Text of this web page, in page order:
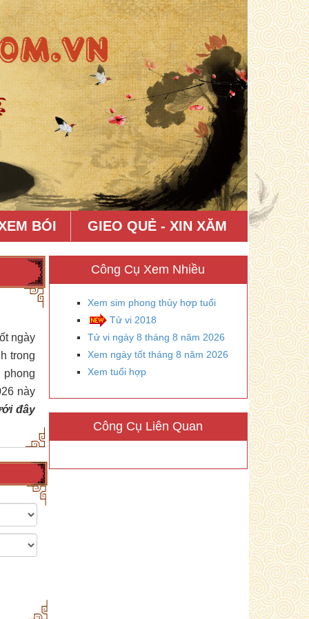
BÓI GIEO QUẺ - XIN XĂM
ngày
trong
phong
này
đây
Công Cụ Xem Nhiều
Xem sim phong thủy hợp tuổi
Tử vi 2018
Tử vi ngày 8 tháng 8 năm 2026
Xem ngày tốt tháng 8 năm 2026
Xem tuổi hợp
Công Cụ Liên Quan